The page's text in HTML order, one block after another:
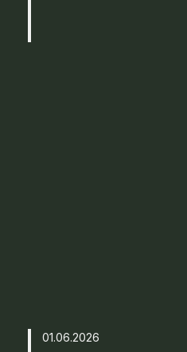
01.06.2026